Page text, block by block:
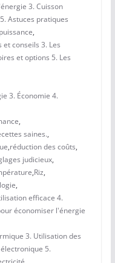
3. Cuisson
Astuces pratiques
,
conseils 3. Les
et options 5. Les
3. Économie 4.
,
saines.,
,réduction des coûts,
judicieux,
,Riz,
,
efficace 4.
économiser l'énergie
3. Utilisation des
5.